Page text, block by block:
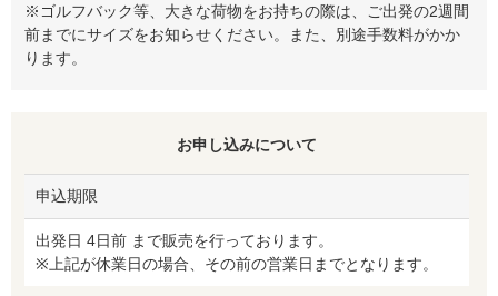
※ゴルフバック等、大きな荷物をお持ちの際は、ご出発の2週間
前までにサイズをお知らせください。また、別途手数料がかか
ります。
お申し込みについて
申込期限
出発日 4日前 まで販売を行っております。
※上記が休業日の場合、その前の営業日までとなります。